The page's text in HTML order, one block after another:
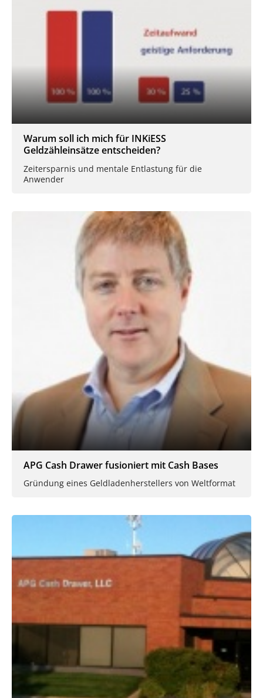
Warum soll ich mich für INKiESS
Geldzähleinsätze entscheiden?
Zeitersparnis und mentale Entlastung für die
Anwender
APG Cash Drawer fusioniert mit Cash Bases
Gründung eines Geldladenherstellers von Weltformat